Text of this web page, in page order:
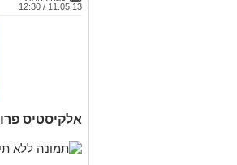
11.05.13 / 12:30
אלקיסטיס